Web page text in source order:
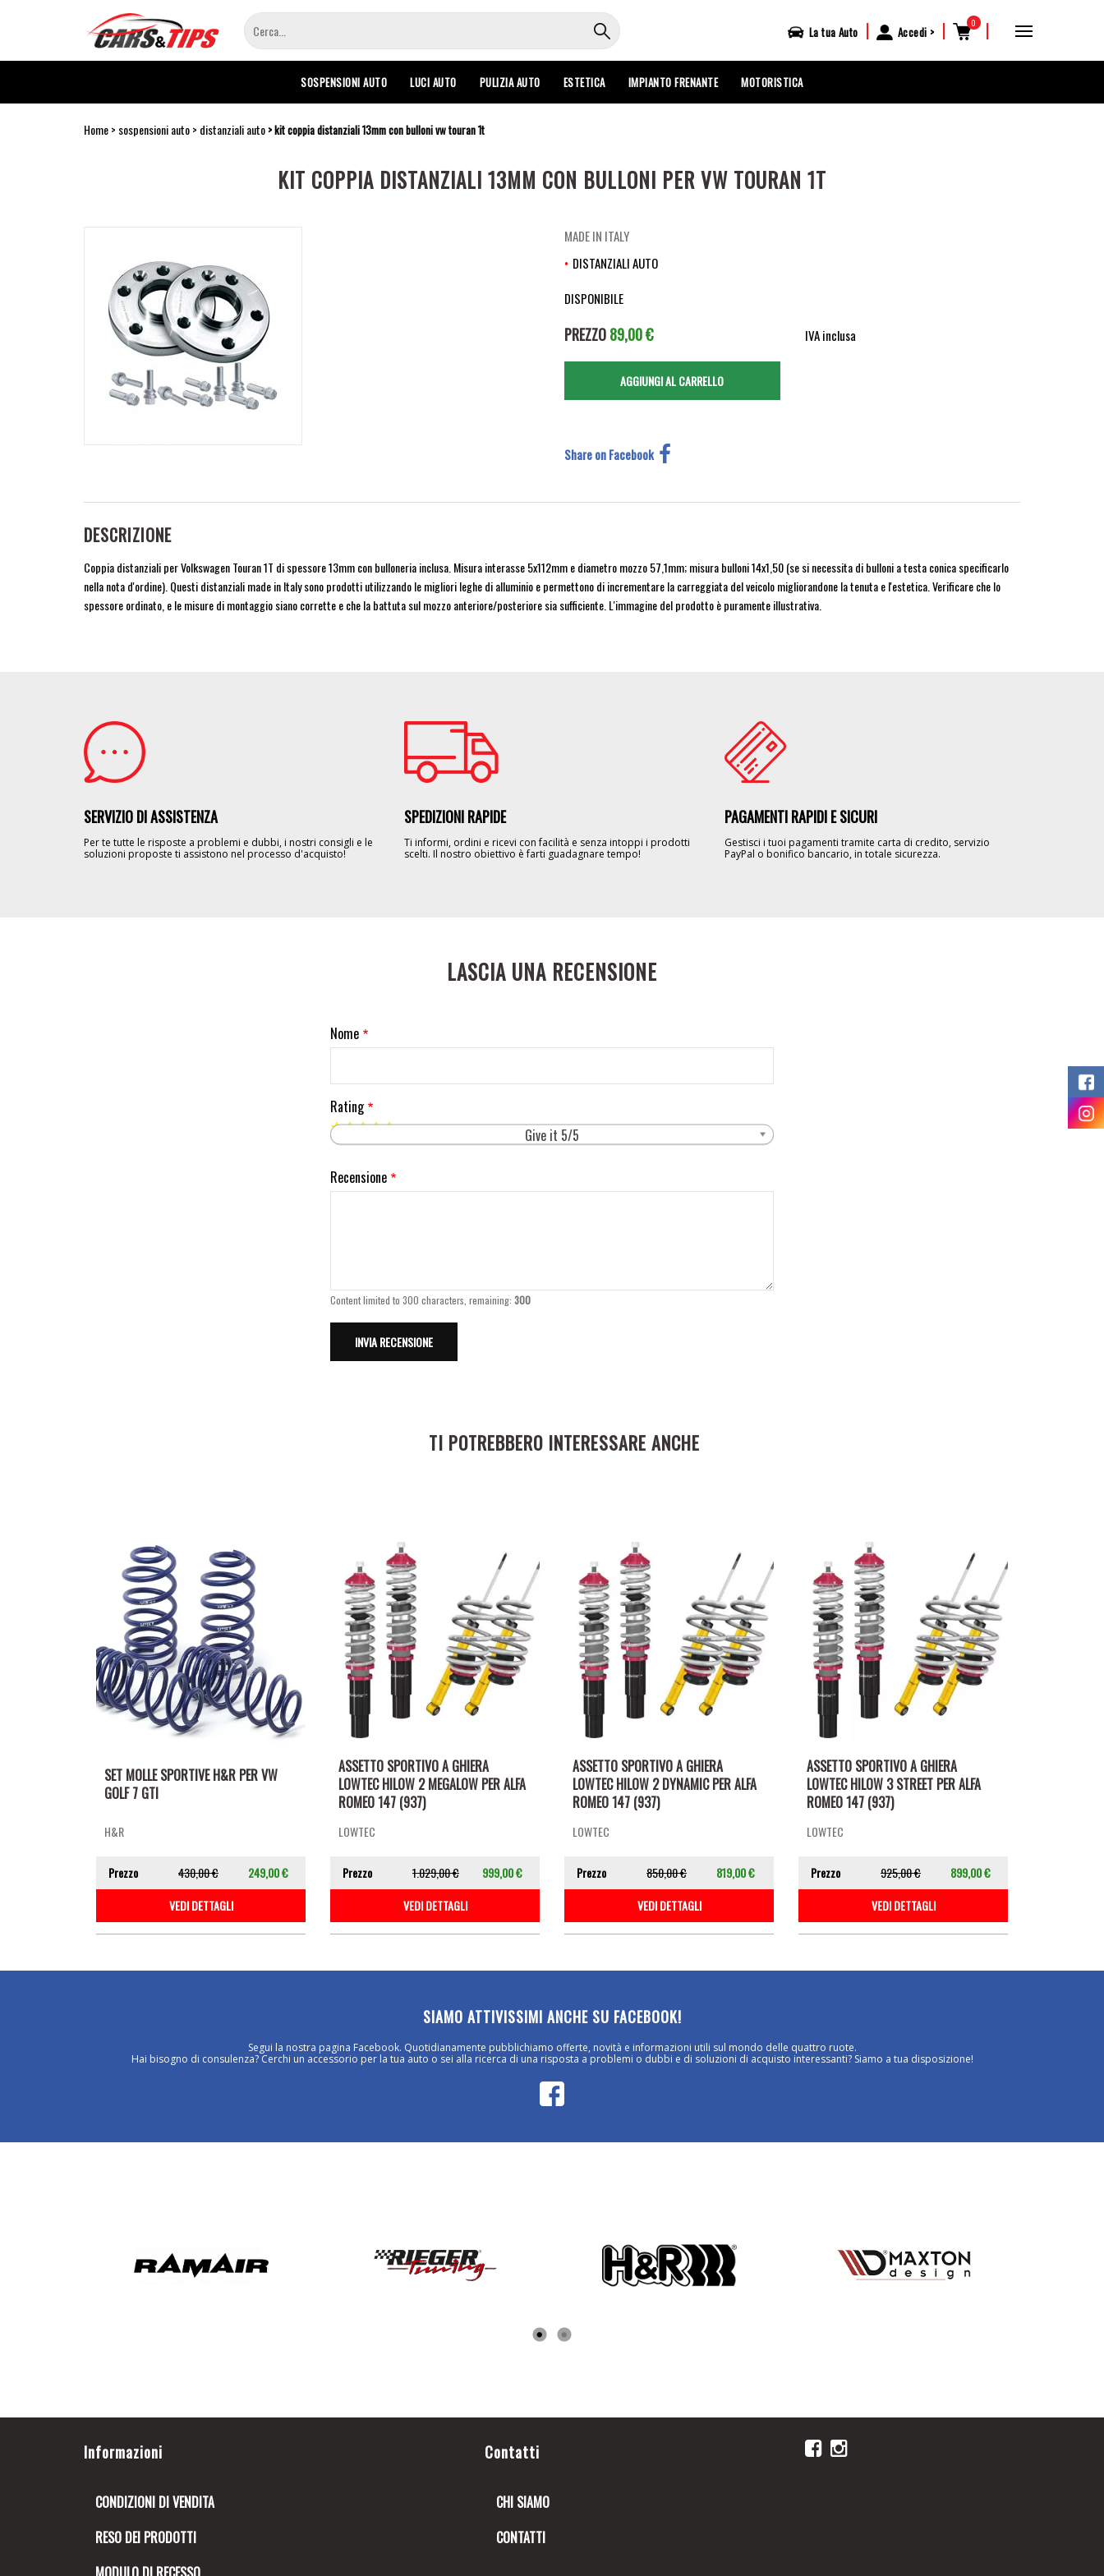
principale
La tua Auto | Accedi | 0 |
SOSPENSIONI AUTO LUCI AUTO PULIZIA AUTO ESTETICA IMPIANTO FRENANTE MOTORISTICA
Home sospensioni auto distanziali auto kit coppia distanziali 13mm con bulloni vw touran 1t
KIT COPPIA DISTANZIALI 13MM CON BULLONI PER VW TOURAN 1T
MADE IN ITALY
DISTANZIALI AUTO
DISPONIBILE
PREZZO89,00 € IVA inclusa
Share on Facebook
DESCRIZIONE
Coppia distanziali per Volkswagen Touran 1T di spessore 13mm con bulloneria inclusa. Misura interasse 5x112mm e diametro mozzo 57,1mm; misura bulloni 14x1,50 (se si necessita di bulloni a testa conica specificarlo
nella nota d'ordine). Questi distanziali made in Italy sono prodotti utilizzando le migliori leghe di alluminio e permettono di incrementare la carreggiata del veicolo migliorandone la tenuta e l'estetica. Verificare che lo
spessore ordinato, e le misure di montaggio siano corrette e che la battuta sul mozzo anteriore/posteriore sia sufficiente. L'immagine del prodotto è puramente illustrativa.
Image
SERVIZIO DI ASSISTENZA
Per te tutte le risposte a problemi e dubbi, i nostri consigli e le
soluzioni proposte ti assistono nel processo d'acquisto!
Image
SPEDIZIONI RAPIDE
Ti informi, ordini e ricevi con facilità e senza intoppi i prodotti
scelti. Il nostro obiettivo è farti guadagnare tempo!
Image
PAGAMENTI RAPIDI E SICURI
Gestisci i tuoi pagamenti tramite carta di credito, servizio
PayPal o bonifico bancario, in totale sicurezza.
LASCIA UNA RECENSIONE
Nome
Rating
Give it 5/5
Recensione
Content limited to 300 characters, remaining: 300
TI POTREBBERO INTERESSARE ANCHE
SET MOLLE SPORTIVE H&R PER VW
GOLF 7 GTI
H&R
Prezzo 430,00 €
249,00 €
VEDI DETTAGLI
ASSETTO SPORTIVO A GHIERA
LOWTEC HILOW 2 MEGALOW PER ALFA
ROMEO 147 (937)
LOWTEC
Prezzo 1.029,00 €
999,00 €
VEDI DETTAGLI
ASSETTO SPORTIVO A GHIERA
LOWTEC HILOW 2 DYNAMIC PER ALFA
ROMEO 147 (937)
LOWTEC
Prezzo 850,00 €
819,00 €
VEDI DETTAGLI
ASSETTO SPORTIVO A GHIERA
LOWTEC HILOW 3 STREET PER ALFA
ROMEO 147 (937)
LOWTEC
Prezzo 925,00 €
899,00 €
VEDI DETTAGLI
SIAMO ATTIVISSIMI ANCHE SU FACEBOOK!
Segui la nostra pagina Facebook. Quotidianamente pubblichiamo offerte, novità e informazioni utili sul mondo delle quattro ruote.
Hai bisogno di consulenza? Cerchi un accessorio per la tua auto o sei alla ricerca di una risposta a problemi o dubbi e di soluzioni di acquisto interessanti? Siamo a tua disposizione!
Informazioni
CONDIZIONI DI VENDITA
RESO DEI PRODOTTI
Contatti
CHI SIAMO
CONTATTI